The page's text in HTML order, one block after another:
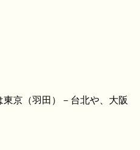
京（羽田）－台北や、大阪